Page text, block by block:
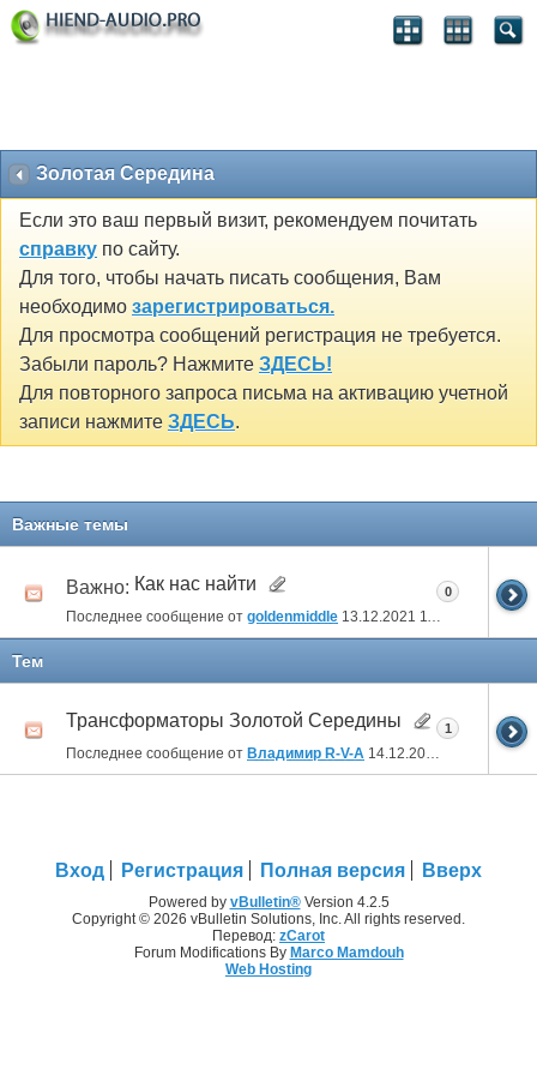
Золотая Середина
Если это ваш первый визит, рекомендуем почитать
справку по сайту.
Для того, чтобы начать писать сообщения, Вам
необходимо зарегистрироваться.
Для просмотра сообщений регистрация не требуется.
Забыли пароль? Нажмите ЗДЕСЬ!
Для повторного запроса письма на активацию учетной
записи нажмите ЗДЕСЬ.
Важные темы
Важно: Как нас найти
Последнее сообщение от goldenmiddle 13.12.2021 11:57
0
Тем
Трансформаторы Золотой Середины
Последнее сообщение от Владимир R-V-A 14.12.2021
1
Вход Регистрация Полная версия Вверх
Powered by vBulletin®Version 4.2.5
Copyright © 2026 vBulletin Solutions, Inc. All rights reserved.
Перевод: zCarot
Forum Modifications By Marco Mamdouh
Web Hosting